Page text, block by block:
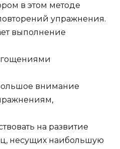
в этом методе
упражнения.
выполнение
внимание
на развитие
несущих наибольшую